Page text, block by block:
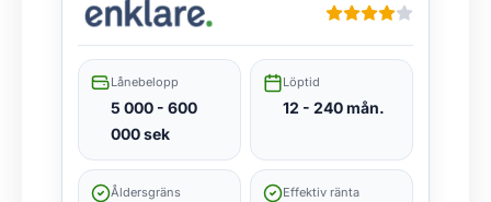
Lånebelopp
5 000 - 600
000 sek
Löptid
12 - 240 mån.
Åldersgräns Effektiv ränta